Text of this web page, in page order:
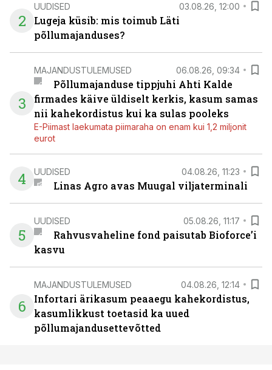
2
UUDISED 03.08.26, 12:00
Lugeja küsib: mis toimub Läti
põllumajanduses?
3
MAJANDUSTULEMUSED 06.08.26, 09:34
Põllumajanduse tippjuhi Ahti Kalde
firmades käive üldiselt kerkis, kasum samas
nii kahekordistus kui ka sulas pooleks
E-Piimast laekumata piimaraha on enam kui 1,2 miljonit
eurot
4 UUDISED 04.08.26, 11:23
Linas Agro avas Muugal viljaterminali
5
UUDISED 05.08.26, 11:17
Rahvusvaheline fond paisutab Bioforce’i
kasvu
6
MAJANDUSTULEMUSED 04.08.26, 12:14
Infortari ärikasum peaaegu kahekordistus,
kasumlikkust toetasid ka uued
põllumajandusettevõtted